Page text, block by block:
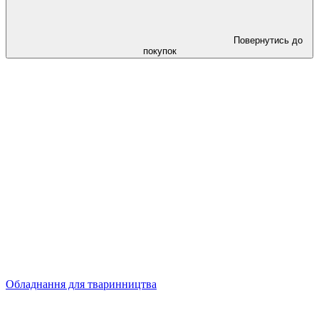
Повернутись до
покупок
Обладнання для тваринництва